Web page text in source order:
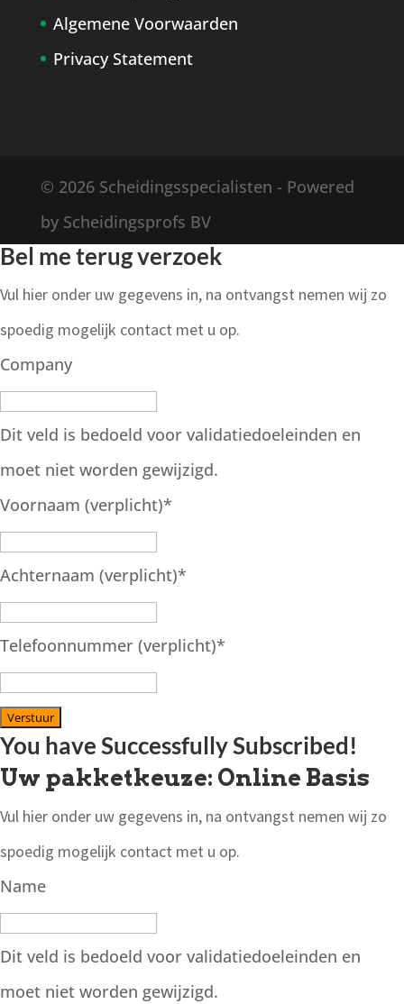
Algemene Voorwaarden
Privacy Statement
© 2026 Scheidingsspecialisten - Powered
by Scheidingsprofs BV
Bel me terug verzoek
Vul hier onder uw gegevens in, na ontvangst nemen wij zo
spoedig mogelijk contact met u op.
Company
Dit veld is bedoeld voor validatiedoeleinden en
moet niet worden gewijzigd.
Voornaam (verplicht)*
Achternaam (verplicht)*
Telefoonnummer (verplicht)*
Verstuur
You have Successfully Subscribed!
Uw pakketkeuze: Online Basis
Vul hier onder uw gegevens in, na ontvangst nemen wij zo
spoedig mogelijk contact met u op.
Name
Dit veld is bedoeld voor validatiedoeleinden en
moet niet worden gewijzigd.